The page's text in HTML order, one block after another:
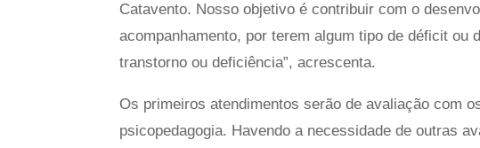
Catavento. Nosso objetivo é contribuir com o
acompanhamento, por terem algum tipo de déficit
transtorno ou deficiência”, acrescenta.
Os primeiros atendimentos serão de avaliação com
psicopedagogia. Havendo a necessidade de outras